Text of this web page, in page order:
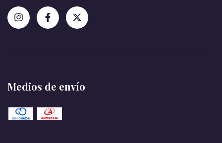
Medios de envío